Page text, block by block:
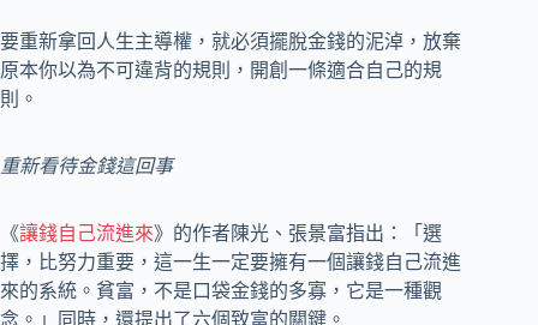
要重新拿回人生主導權，就必須擺脫金錢的泥淖，放棄
原本你以為不可違背的規則，開創一條適合自己的規
則。
重新看待金錢這回事
《讓錢自己流進來》的作者陳光、張景富指出：「選
擇，比努力重要，這一生一定要擁有一個讓錢自己流進
來的系統。貧富，不是口袋金錢的多寡，它是一種觀
念。」同時，還提出了六個致富的關鍵。